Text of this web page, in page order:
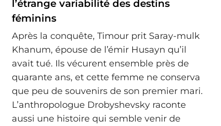
l’étrange variabilité des destins
féminins
Après la conquête, Timour prit Saray-mulk
Khanum, épouse de l’émir Husayn qu’il
avait tué. Ils vécurent ensemble près de
quarante ans, et cette femme ne conserva
que peu de souvenirs de son premier mari.
L’anthropologue Drobyshevsky raconte
aussi une histoire qui semble venir de